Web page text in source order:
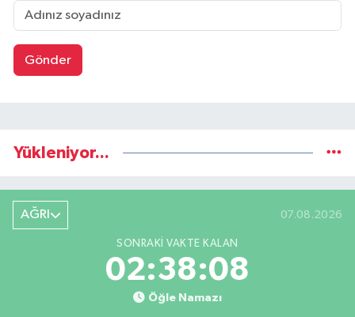
Gönder
Yükleniyor...
AĞRI 07.08.2026
SONRAKI VAKTE KALAN
02:38:07
Öğle Namazı